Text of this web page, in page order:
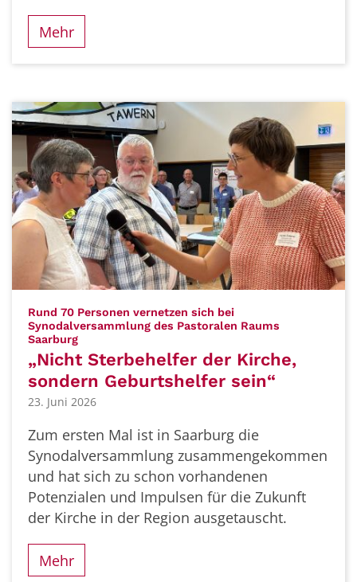
Mehr
Rund 70 Personen vernetzen sich bei
Synodalversammlung des Pastoralen Raums
Saarburg:
„Nicht Sterbehelfer der Kirche,
sondern Geburtshelfer sein“
23. Juni 2026
Zum ersten Mal ist in Saarburg die
Synodalversammlung zusammengekommen
und hat sich zu schon vorhandenen
Potenzialen und Impulsen für die Zukunft
der Kirche in der Region ausgetauscht.
Mehr